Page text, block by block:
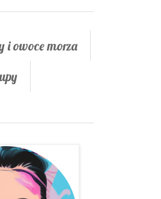
i owoce morza